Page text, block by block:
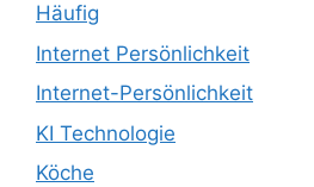
Häufig
Internet Persönlichkeit
Internet-Persönlichkeit
KI Technologie
Köche